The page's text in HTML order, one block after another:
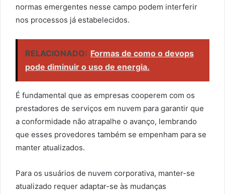
normas emergentes nesse campo podem interferir
nos processos já estabelecidos.
RELACIONADO: Formas de como o devops
pode diminuir o uso de energia.
É fundamental que as empresas cooperem com os
prestadores de serviços em nuvem para garantir que
a conformidade não atrapalhe o avanço, lembrando
que esses provedores também se empenham para se
manter atualizados.
Para os usuários de nuvem corporativa, manter-se
atualizado requer adaptar-se às mudanças